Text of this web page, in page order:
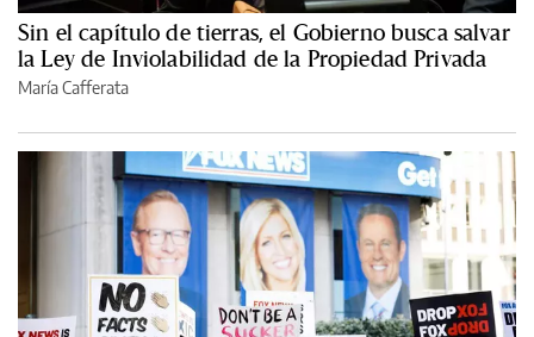
Sin el capítulo de tierras, el Gobierno busca salvar
la Ley de Inviolabilidad de la Propiedad Privada
María Cafferata